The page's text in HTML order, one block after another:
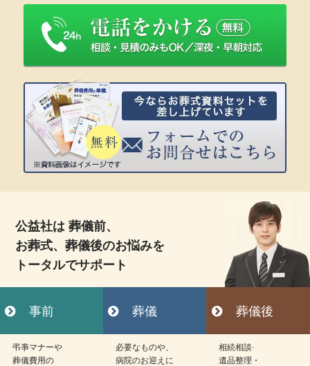
公益社は 葬儀前、
お葬式、葬儀後のお悩みを
トータルでサポート
事前 葬儀 葬儀後
弔亊マナーや
葬儀費用の
必要なものや、
病院のお迎えに
相続相談·
遺品整理・